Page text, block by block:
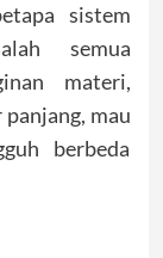
sistem
semua
materi,
mau
berbeda